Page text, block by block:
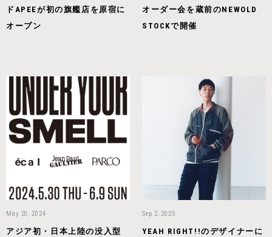
ドAPEEが初の旗艦店を原宿に
オープン
オーダー会を蔵前のNEWOLD
STOCKで開催
May 20, 2024
アジア初・日本上陸の没入型
Sep 2, 2025
YEAH RIGHT!!のデザイナーに